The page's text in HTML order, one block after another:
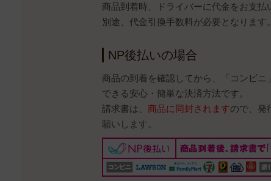
商品到着時、ドライバーに代金をお支払
別途、代金引換手数料が必要となります。
NP後払いの場合
商品の到着を確認してから、「コンビ
できる安心・簡単な決済方法です。
請求書は、 商品に同封されますので、発
願いします。